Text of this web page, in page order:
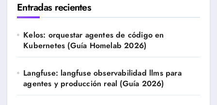
Entradas recientes
Kelos: orquestar agentes de código en
Kubernetes (Guía Homelab 2026)
Langfuse: langfuse observabilidad llms para
agentes y producción real (Guía 2026)